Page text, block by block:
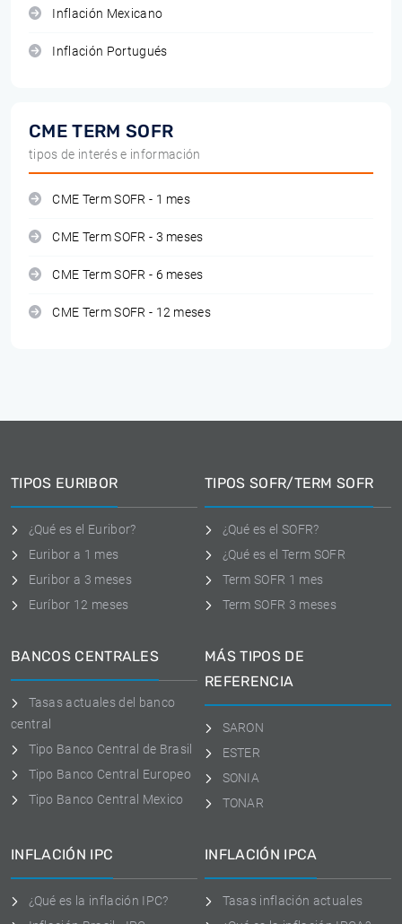
Inflación Mexicano
Inflación Portugués
CME TERM SOFR
tipos de interés e información
CME Term SOFR - 1 mes
CME Term SOFR - 3 meses
CME Term SOFR - 6 meses
CME Term SOFR - 12 meses
TIPOS EURIBOR
¿Qué es el Euribor?
Euribor a 1 mes
Euribor a 3 meses
Euríbor 12 meses
TIPOS SOFR/TERM SOFR
¿Qué es el SOFR?
¿Qué es el Term SOFR
Term SOFR 1 mes
Term SOFR 3 meses
BANCOS CENTRALES
Tasas actuales del banco
central
Tipo Banco Central de Brasil
Tipo Banco Central Europeo
Tipo Banco Central Mexico
MÁS TIPOS DE
REFERENCIA
SARON
ESTER
SONIA
TONAR
INFLACIÓN IPC
¿Qué es la inflación IPC?
INFLACIÓN IPCA
Tasas inflación actuales